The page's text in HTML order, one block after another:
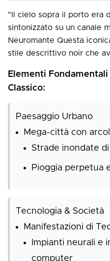
"Il cielo sopra il porto era
sintonizzato su un canale
Neuromante Questa
stile descrittivo noir che
Elementi
Classico:
Paesaggio Urbano
Mega-città con
Strade inondate
Pioggia perpetua
Tecnologia & Società
Manifestazioni di
Impianti neurali e
computer